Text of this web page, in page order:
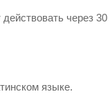
через
языке.